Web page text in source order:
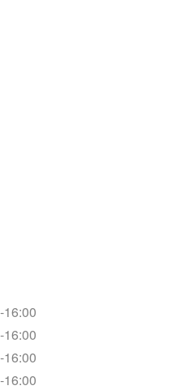
16:00
16:00
16:00
16:00